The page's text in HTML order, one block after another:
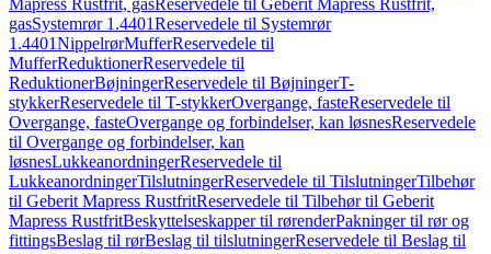
Mapress Rustfrit, gasReservedele til Geberit Mapress Rustfrit,
gasSystemrør 1.4401Reservedele til Systemrør
1.4401NippelrørMufferReservedele til
MufferReduktionerReservedele til
ReduktionerBøjningerReservedele til BøjningerT-
stykkerReservedele til T-stykkerOvergange, fasteReservedele til
Overgange, fasteOvergange og forbindelser, kan løsnesReservedele
til Overgange og forbindelser, kan
løsnesLukkeanordningerReservedele til
LukkeanordningerTilslutningerReservedele til TilslutningerTilbehør
til Geberit Mapress RustfritReservedele til Tilbehør til Geberit
Mapress RustfritBeskyttelseskapper til rørenderPakninger til rør og
fittingsBeslag til rørBeslag til tilslutningerReservedele til Beslag til